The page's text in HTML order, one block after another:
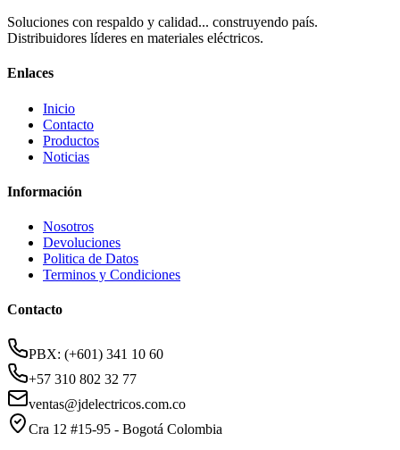
Soluciones con respaldo y calidad... construyendo país.
Distribuidores líderes en materiales eléctricos.
Enlaces
Inicio
Contacto
Productos
Noticias
Información
Nosotros
Devoluciones
Politica de Datos
Terminos y Condiciones
Contacto
PBX: (+601) 341 10 60
+57 310 802 32 77
ventas@jdelectricos.com.co
Cra 12 #15-95 - Bogotá Colombia